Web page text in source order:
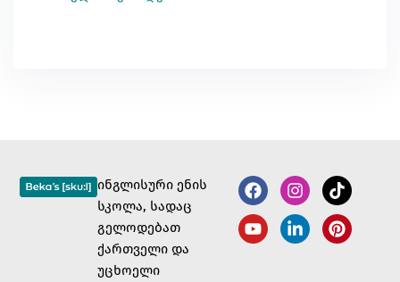
ინგლისური ენის
სკოლა, სადაც
გელოდებათ
ქართველი და
უცხოელი